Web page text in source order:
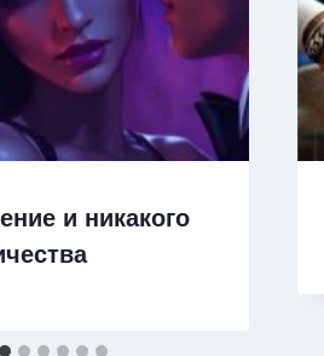
и никакого